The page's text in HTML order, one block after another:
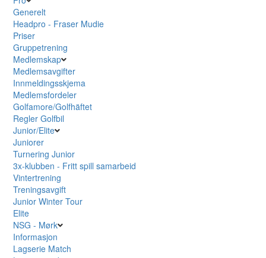
Generelt
Headpro - Fraser Mudie
Priser
Gruppetrening
Medlemskap
Medlemsavgifter
Innmeldingsskjema
Medlemsfordeler
Golfamore/Golfhäftet
Regler Golfbil
Junior/Elite
Juniorer
Turnering Junior
3x-klubben - Fritt spill samarbeid
Vintertrening
Treningsavgift
Junior Winter Tour
Elite
NSG - Mørk
Informasjon
Lagserie Match